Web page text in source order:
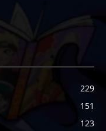
229
151
123